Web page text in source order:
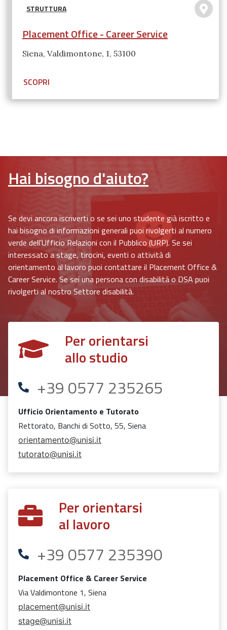
STRUTTURA
Placement Office - Career Service
Siena, Valdimontone, 1, 53100
SCOPRI
Hai bisogno d'aiuto?
Se devi ancora iscriverti o se sei uno studente già iscritto e
hai bisogno di informazioni generali puoi rivolgerti al numero
verde dell'Ufficio Relazioni con il Pubblico (URP). Se sei
interessato a stage, tirocini, eventi o attività di
orientamento al lavoro puoi contattare il Placement Office &
Career Service. Se sei una persona con disabilità o DSA puoi
rivolgerti al nostro Settore disabilità.
Per orientarsi
allo studio
+39 0577 235265
Ufficio Orientamento e Tutorato
Rettorato, Banchi di Sotto, 55, Siena
orientamento@unisi.it
tutorato@unisi.it
Per orientarsi
al lavoro
+39 0577 235390
Placement Office & Career Service
Via Valdimontone 1, Siena
placement@unisi.it
stage@unisi.it